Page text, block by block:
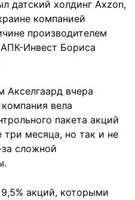
датский холдинг Axzon,
компанией
производителем
Инвест Бориса
Акселгаард вчера
вела
пакета акций
три месяца, но так и не
сложной
акций, которыми